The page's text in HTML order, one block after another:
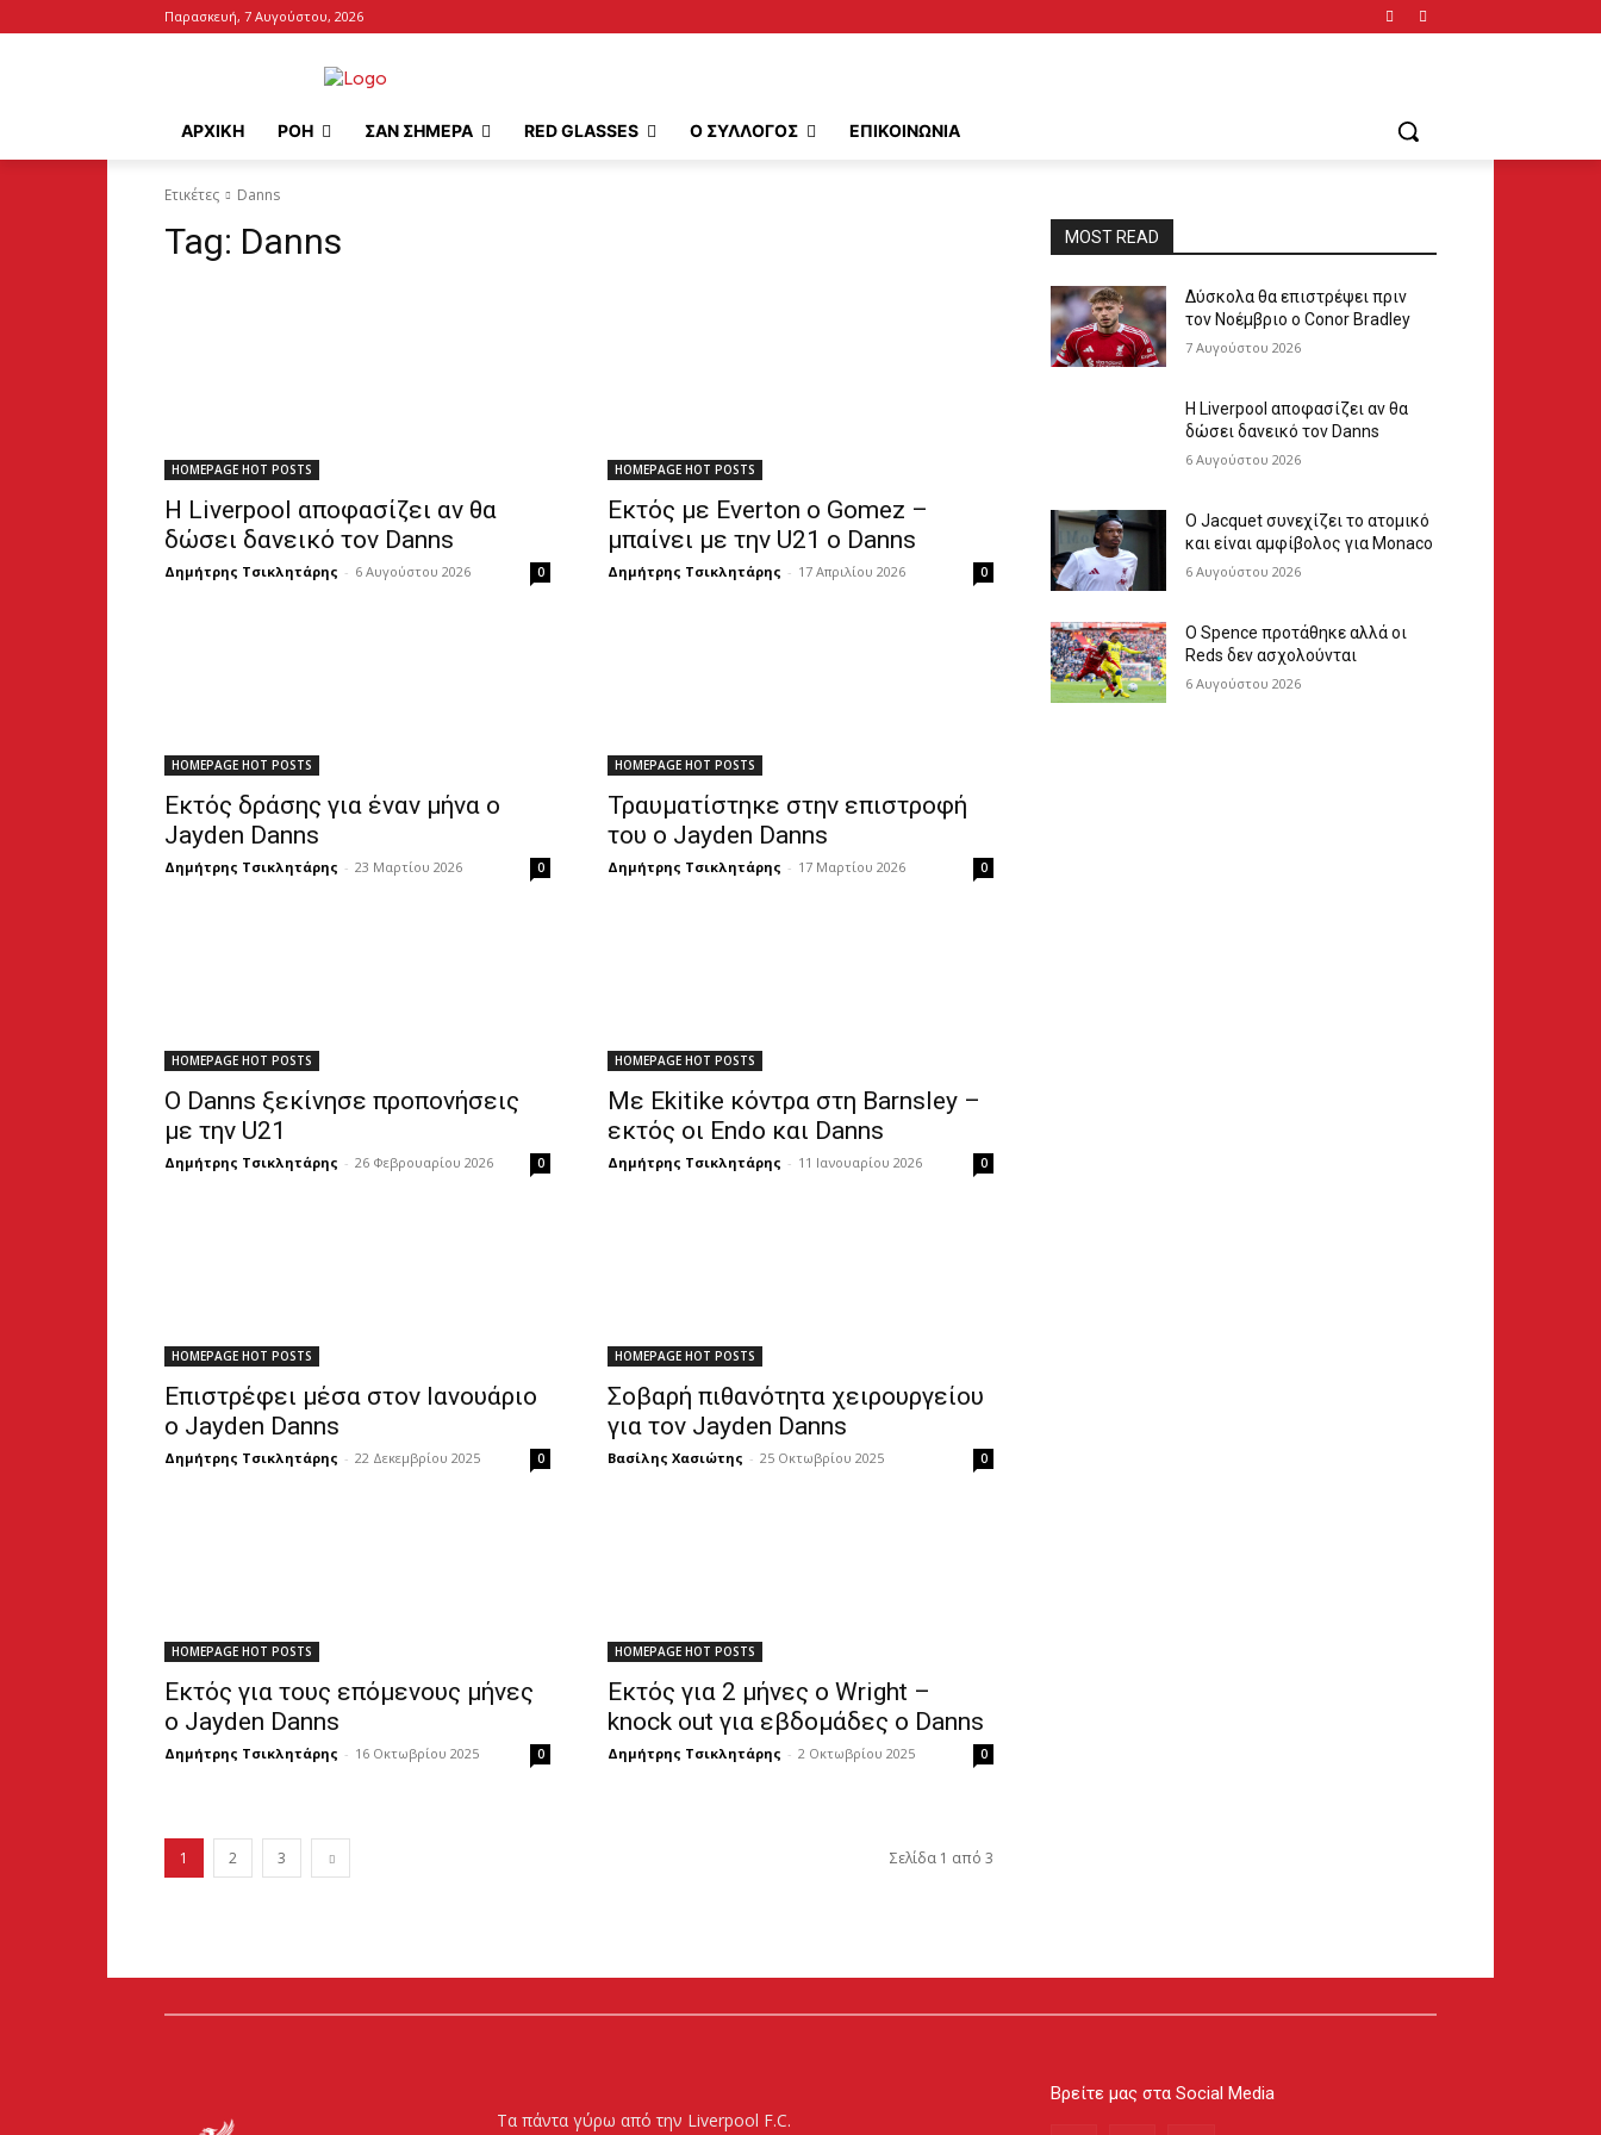
Παρασκευή, 7 Αυγούστου, 2026
ΑΡΧΙΚΉ ΡΟΗ ΣΑΝ ΣΗΜΕΡΑ RED GLASSES Ο ΣΥΛΛΟΓΟΣ ΕΠΙΚΟΙΝΩΝΙΑ
Ετικέτες Danns
Tag: Danns
HOMEPAGE HOT POSTS
Η Liverpool αποφασίζει αν θα
δώσει δανεικό τον Danns
Δημήτρης Τσικλητάρης - 6 Αυγούστου 2026 0
HOMEPAGE HOT POSTS
Εκτός με Everton ο Gomez –
μπαίνει με την U21 ο Danns
Δημήτρης Τσικλητάρης - 17 Απριλίου 2026 0
HOMEPAGE HOT POSTS
Εκτός δράσης για έναν μήνα ο
Jayden Danns
Δημήτρης Τσικλητάρης - 23 Μαρτίου 2026 0
HOMEPAGE HOT POSTS
Τραυματίστηκε στην επιστροφή
του ο Jayden Danns
Δημήτρης Τσικλητάρης - 17 Μαρτίου 2026 0
HOMEPAGE HOT POSTS
Ο Danns ξεκίνησε προπονήσεις
με την U21
Δημήτρης Τσικλητάρης - 26 Φεβρουαρίου 2026 0
HOMEPAGE HOT POSTS
Με Ekitike κόντρα στη Barnsley –
εκτός οι Endo και Danns
Δημήτρης Τσικλητάρης - 11 Ιανουαρίου 2026 0
HOMEPAGE HOT POSTS
Επιστρέφει μέσα στον Ιανουάριο
ο Jayden Danns
Δημήτρης Τσικλητάρης - 22 Δεκεμβρίου 2025 0
HOMEPAGE HOT POSTS
Σοβαρή πιθανότητα χειρουργείου
για τον Jayden Danns
Βασίλης Χασιώτης - 25 Οκτωβρίου 2025 0
HOMEPAGE HOT POSTS
Εκτός για τους επόμενους μήνες
ο Jayden Danns
Δημήτρης Τσικλητάρης - 16 Οκτωβρίου 2025 0
HOMEPAGE HOT POSTS
Εκτός για 2 μήνες ο Wright –
knock out για εβδομάδες ο Danns
Δημήτρης Τσικλητάρης - 2 Οκτωβρίου 2025 0
1 2 3 Σελίδα 1 από 3
MOST READ
Δύσκολα θα επιστρέψει πριν
τον Νοέμβριο ο Conor Bradley
7 Αυγούστου 2026
Η Liverpool αποφασίζει αν θα
δώσει δανεικό τον Danns
6 Αυγούστου 2026
Ο Jacquet συνεχίζει το ατομικό
και είναι αμφίβολος για Monaco
6 Αυγούστου 2026
Ο Spence προτάθηκε αλλά οι
Reds δεν ασχολούνται
6 Αυγούστου 2026
Τα πάντα γύρω από την Liverpool F.C.
Βρείτε μας στα Social Media